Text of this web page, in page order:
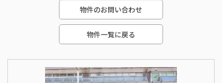
物件のお問い合わせ
物件一覧に戻る